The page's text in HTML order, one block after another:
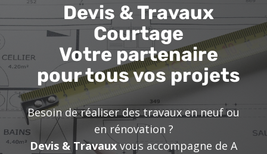
Devis & Travaux
Courtage
Votre partenaire
pour tous vos projets
Besoin de réaliser des travaux en neuf ou
en rénovation ?
Devis & Travaux vous accompagne de A